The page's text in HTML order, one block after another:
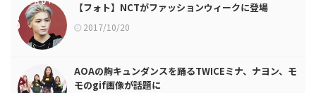
【フォト】NCTがファッションウィークに登場
2017/10/20
AOAの胸キュンダンスを踊るTWICEミナ、ナヨン、モ
モのgif画像が話題に